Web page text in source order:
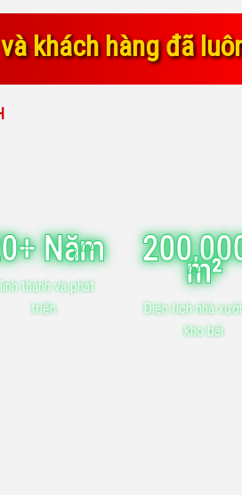
đồng hành
Năm
thành và phát
triển
m²
Diện tích nhà
kho bãi